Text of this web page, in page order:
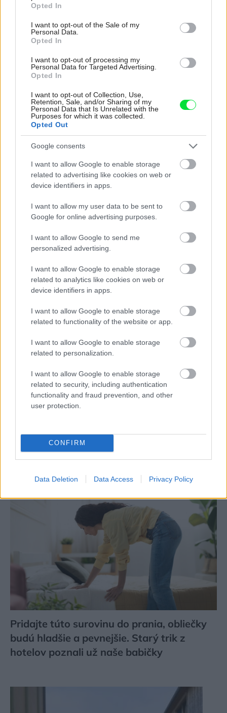
use your data for below specified purposes in below Google
consent section.
Opted In
I want to opt-out of the Sale of my
Personal Data.
Opted In
I want to opt-out of processing my
Personal Data for Targeted Advertising.
Opted In
I want to opt-out of Collection, Use,
Retention, Sale, and/or Sharing of my
Personal Data that Is Unrelated with the
Purposes for which it was collected.
Opted Out
Google consents
I want to allow Google to enable storage
related to advertising like cookies on web or
device identifiers in apps.
I want to allow my user data to be sent to
Google for online advertising purposes.
I want to allow Google to send me
personalized advertising.
I want to allow Google to enable storage
related to analytics like cookies on web or
device identifiers in apps.
I want to allow Google to enable storage
related to functionality of the website or app.
I want to allow Google to enable storage
related to personalization.
I want to allow Google to enable storage
related to security, including authentication
functionality and fraud prevention, and other
user protection.
CONFIRM
Data Deletion Data Access Privacy Policy
Materiály rozhodujú viac, než si myslíte:
Takto dokážu ovplyvniť atmosféru aj dojem
z bývania
Celý život na 21 metroch. Táto maringotka
ponúka únik do ticha prírody a život, v
Šíri sa z odpadkového koša silný zápach?
Tieto kroky vám pomôžu zbaviť sa ho
Pridajte túto surovinu do prania, obliečky
budú hladšie a pevnejšie. Starý trik z
hotelov poznali už naše babičky